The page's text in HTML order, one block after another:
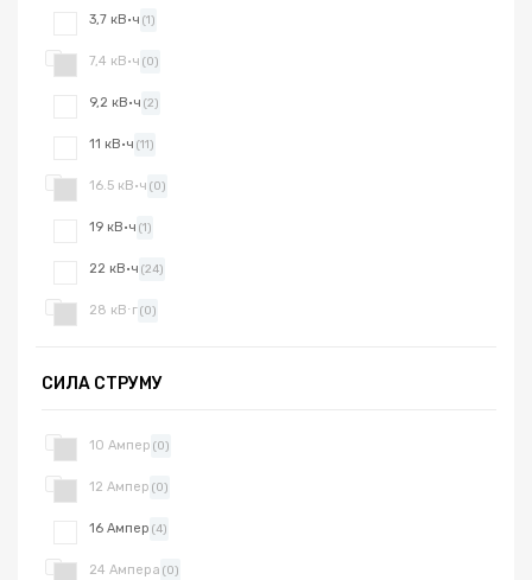
3,7 кВ·ч (1)
7,4 кВ·ч (0)
9,2 кВ·ч (2)
11 кВ·ч (11)
16.5 кВ·ч (0)
19 кВ·ч (1)
22 кВ·ч (24)
28 кВ⋅г(0)
СИЛА СТРУМУ
10 Ампер (0)
12 Ампер (0)
16 Ампер (4)
24 Ампера (0)